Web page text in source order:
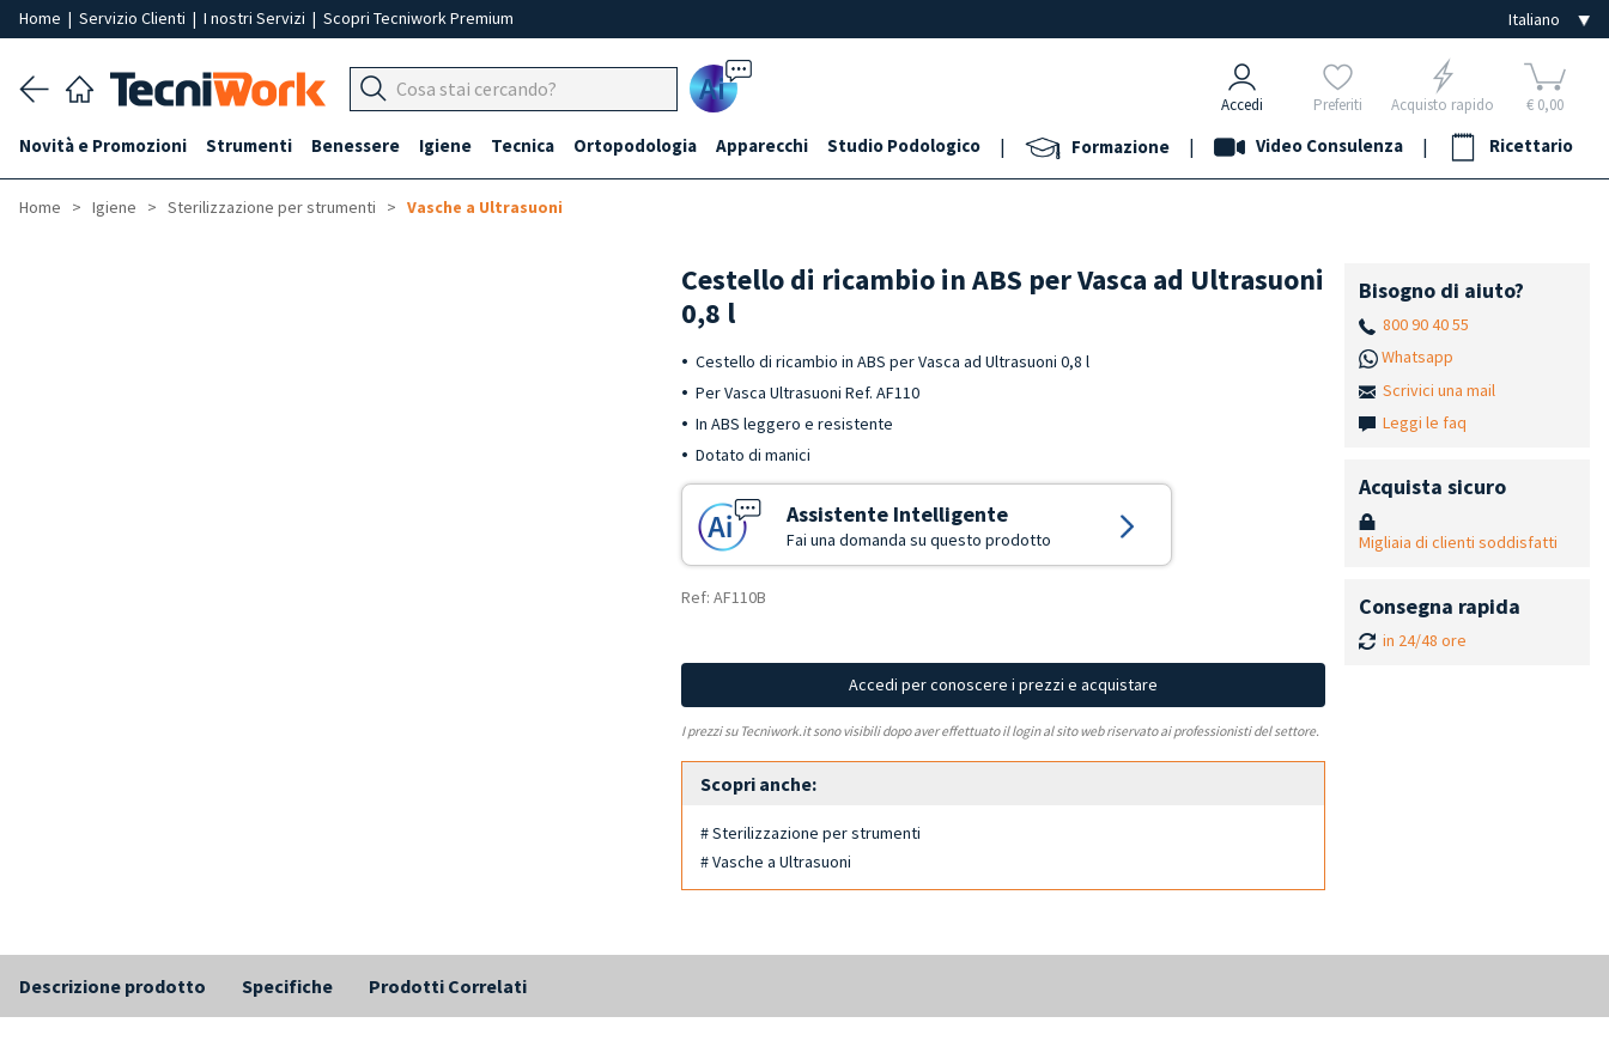
Home | Servizio Clienti | I nostri Servizi | Scopri Tecniwork Premium
Ai Accedi Preferiti Acquisto rapido € 0,00
Novità e Promozioni Strumenti Benessere Igiene Tecnica Ortopodologia Apparecchi Studio Podologico | Formazione | Video Consulenza | Ricettario
Home Igiene Sterilizzazione per strumenti Vasche a Ultrasuoni
Cestello di ricambio in ABS per Vasca ad Ultrasuoni
0,8 l
Cestello di ricambio in ABS per Vasca ad Ultrasuoni 0,8 l
Per Vasca Ultrasuoni Ref. AF110
In ABS leggero e resistente
Dotato di manici
Assistente Intelligente
Fai una domanda su questo prodotto
Ref: AF110B
Accedi per conoscere i prezzi e acquistare
I prezzi su Tecniwork.it sono visibili dopo aver effettuato il login al sito web riservato ai professionisti del settore.
Scopri anche:
# Sterilizzazione per strumenti
# Vasche a Ultrasuoni
Bisogno di aiuto?
800 90 40 55
Whatsapp
Scrivici una mail
Leggi le faq
Acquista sicuro
Migliaia di clienti soddisfatti
Consegna rapida
in 24/48 ore
Descrizione prodotto Specifiche Prodotti Correlati